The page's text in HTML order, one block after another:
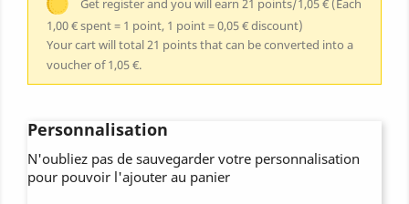
1,00 € spent = 1 point, 1 point = 0,05 € discount)
Your cart will total 21 points that can be converted into a
voucher of 1,05 €.
Personnalisation
N'oubliez pas de sauvegarder votre personnalisation
pour pouvoir l'ajouter au panier